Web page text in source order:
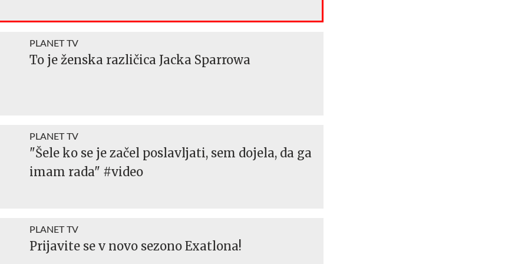
PLANET TV
To je ženska različica Jacka Sparrowa
PLANET TV
"Šele ko se je začel poslavljati, sem dojela, da ga
imam rada" #video
PLANET TV
Prijavite se v novo sezono Exatlona!